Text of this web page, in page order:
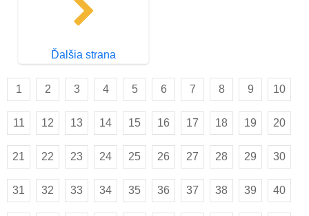
Ďalšia strana
1 2 3 4 5 6 7 8 9 10
11 12 13 14 15 16 17 18 19 20
21 22 23 24 25 26 27 28 29 30
31 32 33 34 35 36 37 38 39 40